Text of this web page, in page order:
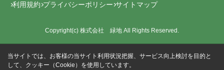
利用規約 プライバシーポリシー サイトマップ
Copyright(c) 株式会社 緑地 All Rights Reserved.
当サイトでは、お客様の当サイト利用状況把握、サービス向上検討を目的と
して、クッキー（Cookie）を使用しています。